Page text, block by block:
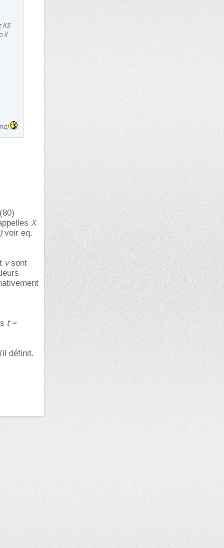
il
X
voir eq.
vsont
t =
définit.